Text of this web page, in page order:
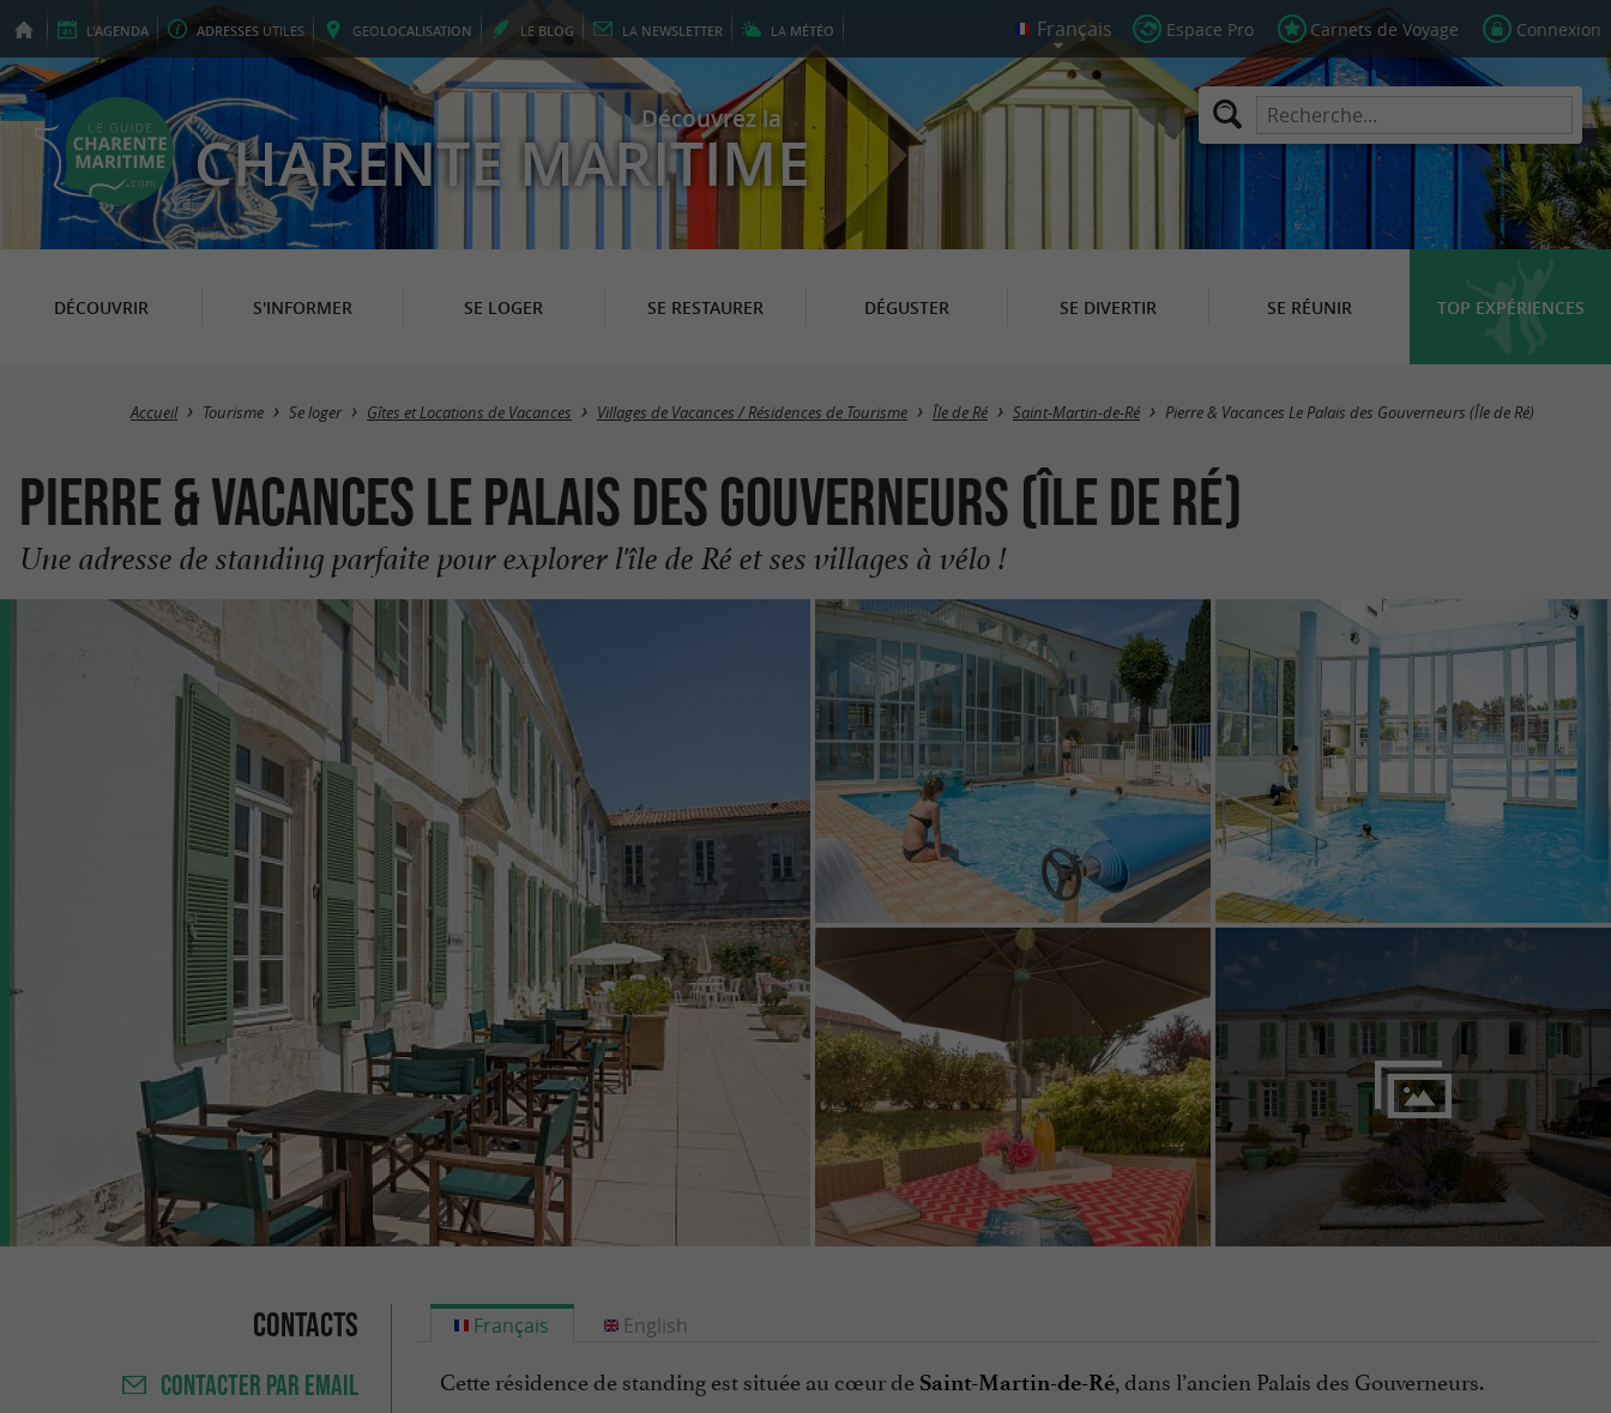
L'AGENDA ADRESSES UTILES GEOLOCALISATION LE BLOG LA NEWSLETTER LA MÉTÉO Espace Pro Carnets de Voyage Connexion
Découvrez la
CHARENTE MARITIME
DÉCOUVRIR S'INFORMER SE LOGER SE RESTAURER DÉGUSTER SE DIVERTIR SE RÉUNIR TOP EXPÉRIENCES
Accueil Tourisme Se loger Gîtes et Locations de Vacances Villages de Vacances / Résidences de Tourisme Île de Ré Saint-Martin-de-Ré Pierre & Vacances Le Palais des Gouverneurs (Île de Ré)
Pierre & Vacances Le Palais des Gouverneurs (Île de Ré)
Une adresse de standing parfaite pour explorer l'île de Ré et ses villages à vélo !
Contacts
CONTACTER PAR EMAIL
Français
Cette résidence de standing est située au cœur de Saint-Martin-de-Ré, dans l’ancien Palais des Gouverneurs.
English